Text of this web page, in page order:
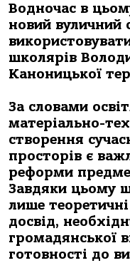
Водночас в
новий вуличний
школярів
Каноницької
За словами
матеріально-
створення
просторів є
реформи
Завдяки цьому
лише
досвід,
громадянської
готовності до